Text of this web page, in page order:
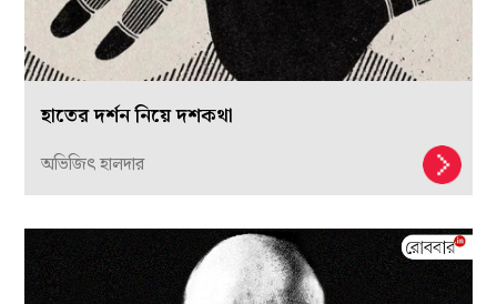
হাতের দর্শন নিয়ে দশকথা
অভিজিৎ হালদার